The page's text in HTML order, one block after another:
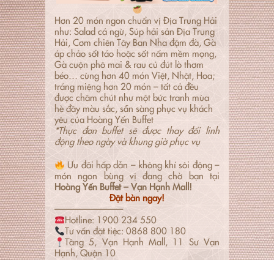
Hơn 20 món ngon chuẩn vị Địa Trung Hải
như: Salad cá ngừ, Súp hải sản Địa Trung
Hải, Cơm chiên Tây Ban Nha đậm đà, Gà
áp chảo sốt táo hoặc sốt nấm mềm mọng,
Gà cuộn phô mai & rau củ đút lò thơm
béo… cùng hơn 40 món Việt, Nhật, Hoa;
tráng miệng hơn 20 món – tất cả đều
được chăm chút như một bức tranh mùa
hè đầy màu sắc, sẵn sàng phục vụ khách
yêu của Hoàng Yến Buffet
*Thực đơn buffet sẽ được thay đổi linh
động theo ngày và khung giờ phục vụ
Ưu đãi hấp dẫn – không khí sôi động –
món ngon bùng vị đang chờ bạn tại
Hoàng Yến Buffet – Vạn Hạnh Mall!
Đặt bàn ngay!
———————–
Hotline: 1900 234 550
Tư vấn đặt tiệc: 0868 800 180
Tầng 5, Vạn Hạnh Mall, 11 Sư Vạn
Hạnh, Quận 10